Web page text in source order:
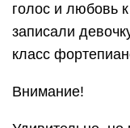
голос и любовь
записали
класс
Внимание!